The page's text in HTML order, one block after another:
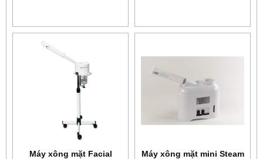
Máy xông mặt Facial
Máy xông mặt mini Steam